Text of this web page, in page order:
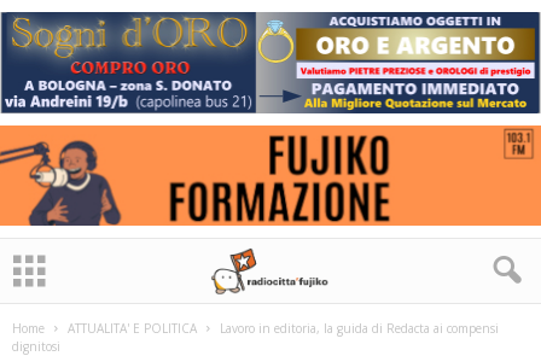
Home ATTUALITA' E POLITICA
Lavoro in editoria, la guida di Redacta ai compensi
dignitosi